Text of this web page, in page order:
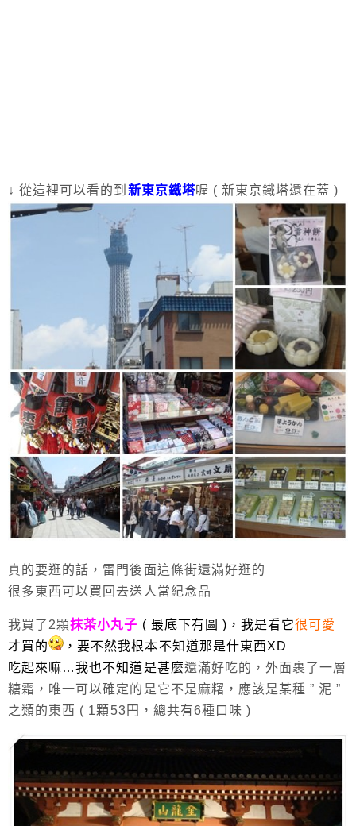
↓ 從這裡可以看的到 新東京鐵塔喔 ( 新東京鐵塔還在蓋 )
真的要逛的話，雷門後面這條街還滿好逛的
很多東西可以買回去送人當紀念品
我買了2顆抹茶小丸子 ( 最底下有圖 )，我是看它很可愛
才買的
，要不然我根本不知道那是什東西XD
吃起來嘛…我也不知道是甚麼還滿好吃的，外面裹了一層
糖霜，唯一可以確定的是它不是麻糬，應該是某種 ” 泥 ”
之類的東西 ( 1顆53円，總共有6種口味 )